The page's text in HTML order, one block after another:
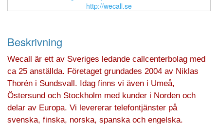
Beskrivning
Wecall är ett av Sveriges ledande callcenterbolag med
ca 25 anställda. Företaget grundades 2004 av Niklas
Thorén i Sundsvall. Idag finns vi även i Umeå,
Östersund och Stockholm med kunder i Norden och
delar av Europa. Vi levererar telefontjänster på
svenska, finska, norska, spanska och engelska.